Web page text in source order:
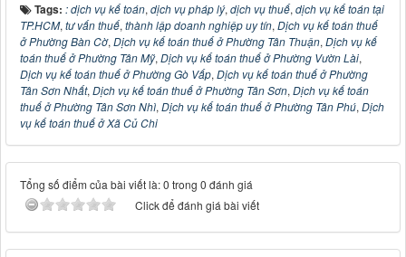
Tags: : dịch vụ kế toán, dịch vụ pháp lý, dịch vụ thuế, dịch vụ kế toán tại
TP.HCM, tư vấn thuế, thành lập doanh nghiệp uy tín, Dịch vụ kế toán thuế
ở Phường Bàn Cờ, Dịch vụ kế toán thuế ở Phường Tân Thuận, Dịch vụ kế
toán thuế ở Phường Tân Mỹ, Dịch vụ kế toán thuế ở Phường Vườn Lài,
Dịch vụ kế toán thuế ở Phường Gò Vấp, Dịch vụ kế toán thuế ở Phường
Tân Sơn Nhất, Dịch vụ kế toán thuế ở Phường Tân Sơn, Dịch vụ kế toán
thuế ở Phường Tân Sơn Nhì, Dịch vụ kế toán thuế ở Phường Tân Phú, Dịch
vụ kế toán thuế ở Xã Củ Chi
Tổng số điểm của bài viết là: 0 trong 0 đánh giá
Click để đánh giá bài viết